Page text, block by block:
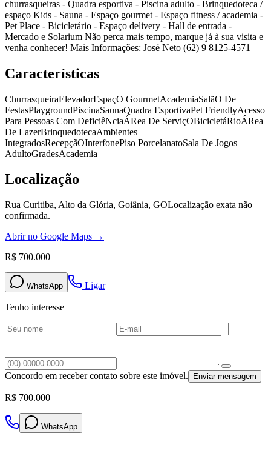
churrasqueiras - Quadra esportiva - Piscina adulto - Brinquedoteca /
espaço Kids - Sauna - Espaço gourmet - Espaço fitness / academia -
Pet Place - Bicicletário - Espaço delivery - Hall de entrada -
Mercado e Solarium Não perca mais tempo, marque já à sua visita e
venha conhecer! Mais Informações: José Neto (62) 9 8125-4571
Características
ChurrasqueiraElevadorEspaçO GourmetAcademiaSalãO De
FestasPlaygroundPiscinaSaunaQuadra EsportivaPet FriendlyAcesso
Para Pessoas Com DeficiêNciaÁRea De ServiçOBicicletáRioÁRea
De LazerBrinquedotecaAmbientes
IntegradosRecepçãOInterfonePiso PorcelanatoSala De Jogos
AdultoGradesAcademia
Localização
Rua Curitiba, Alto da Glória, Goiânia, GOLocalização exata não
confirmada.
Abrir no Google Maps →
R$ 700.000
WhatsApp Ligar
Tenho interesse
Concordo em receber contato sobre este imóvel. Enviar mensagem
R$ 700.000
WhatsApp